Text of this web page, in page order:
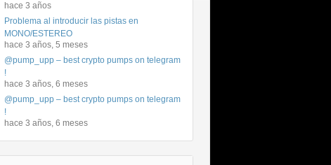
hace 3 años
Problema al introducir las pistas en
MONO/ESTEREO
hace 3 años, 5 meses
@pump_upp – best crypto pumps on telegram
!
hace 3 años, 6 meses
@pump_upp – best crypto pumps on telegram
!
hace 3 años, 6 meses